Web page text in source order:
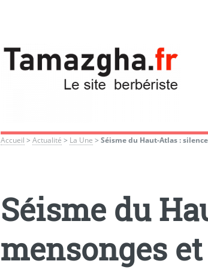
Accueil >Actualité > La Une >Séisme du Haut-Atlas :
Séisme du
mensonges